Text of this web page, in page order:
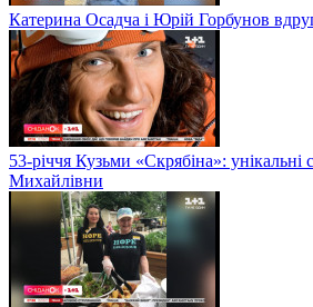
Катерина Осадча і Юрій Горбунов
53-річчя Кузьми «Скрябіна»:
Михайлівни